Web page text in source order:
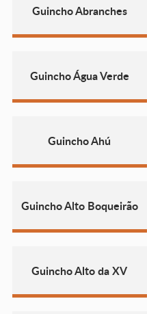
Guincho Abranches
Guincho Água Verde
Guincho Ahú
Guincho Alto Boqueirão
Guincho Alto da XV